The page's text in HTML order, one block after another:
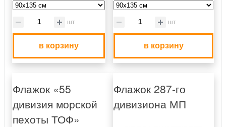
шт
в корзину
шт
в корзину
Флажок «55
дивизия морской
пехоты ТОФ»
Флажок 287-го
дивизиона МП